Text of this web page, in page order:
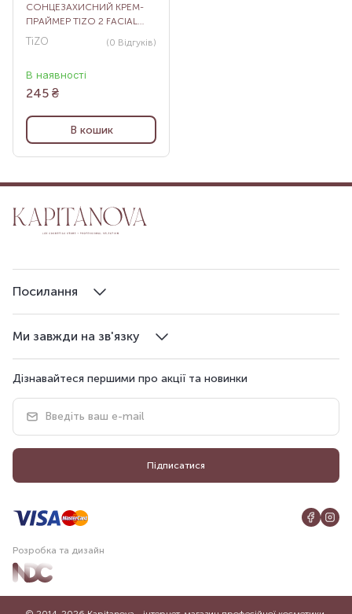
СОНЦЕЗАХИСНИЙ КРЕМ-
ПРАЙМЕР TIZO 2 FACIAL
PRIMER SUNSCREEN SPF 40,
TiZO (0 Відгуків)
В наявності
245 ₴
В кошик
Ми завжди на зв'язку
Посилання
Дізнавайтеся першими про акції та новинки
Підписатися
Розробка та дизайн